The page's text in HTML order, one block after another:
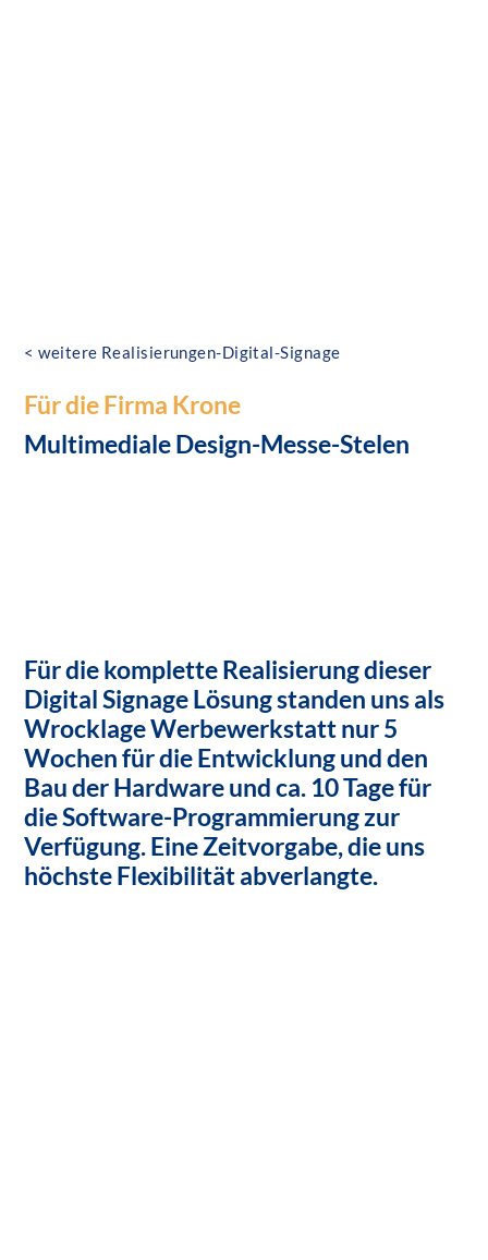
< weitere Realisierungen-Digital-Signage
Für die Firma Krone
Multimediale Design-Messe-Stelen
Für die komplette Realisierung dieser
Digital Signage Lösung standen uns als
Wrocklage Werbewerkstatt nur 5
Wochen für die Entwicklung und den
Bau der Hardware und ca. 10 Tage für
die Software-Programmierung zur
Verfügung. Eine Zeitvorgabe, die uns
höchste Flexibilität abverlangte.